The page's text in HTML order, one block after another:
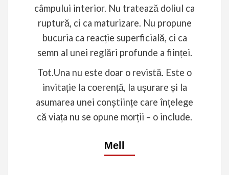
câmpului interior. Nu tratează doliul ca
ruptură, ci ca maturizare. Nu propune
bucuria ca reacție superficială, ci ca
semn al unei reglări profunde a ființei.
Tot.Una nu este doar o revistă. Este o
invitație la coerență, la ușurare și la
asumarea unei conștiințe care înțelege
că viața nu se opune morții – o include.
Mell